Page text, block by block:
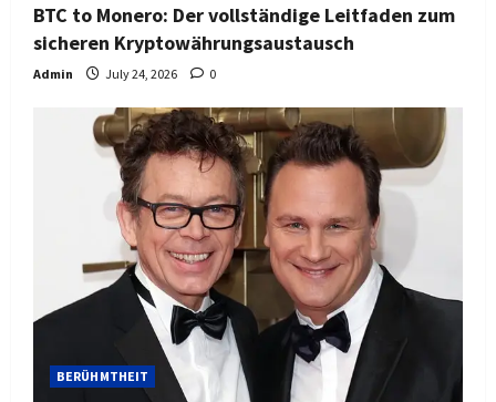
BTC to Monero: Der vollständige Leitfaden zum
sicheren Kryptowährungsaustausch
Admin July 24, 2026 0
BERÜHMTHEIT